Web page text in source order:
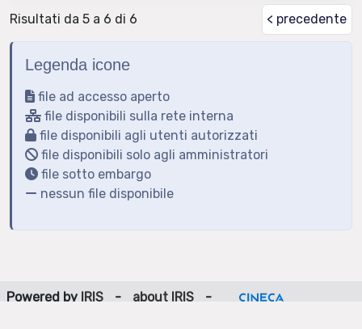
Risultati da 5 a 6 di 6 < precedente
Legenda icone
file ad accesso aperto
file disponibili sulla rete interna
file disponibili agli utenti autorizzati
file disponibili solo agli amministratori
file sotto embargo
nessun file disponibile
Powered by IRIS - about IRIS
-